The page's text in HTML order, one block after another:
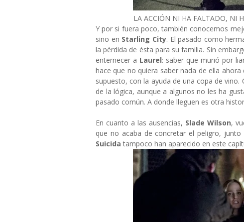
LA ACCIÓN NI HA FALTADO, NI
Y por si fuera poco, también conocemos
sino en Starling City. El pasado como
la pérdida de ésta para su familia. Sin
enternecer a Laurel: saber que murió por
hace que no quiera saber nada de ella
supuesto, con la ayuda de una copa de vino.
de la lógica, aunque a algunos no les ha
pasado común. A donde lleguen es otra
En cuanto a las ausencias, Slade Wilson,
que no acaba de concretar el peligro, junto
Suicida tampoco han aparecido en este